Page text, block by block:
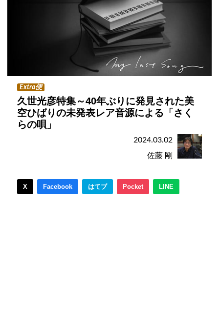
Extra便
久世光彦特集～40年ぶりに発見された美
空ひばりの未発表レア音源による「さく
らの唄」
2024.03.02
佐藤 剛
X Facebook はてブ Pocket LINE